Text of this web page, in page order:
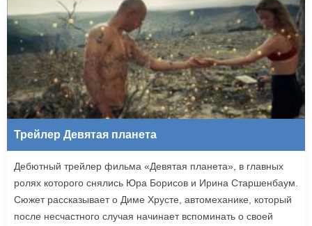
Трейлер Девятая планета
Дебютный трейлер фильма «Девятая планета», в главных
ролях которого снялись Юра Борисов и Ирина Старшенбаум.
Сюжет рассказывает о Диме Хрусте, автомеханике, который
после несчастного случая начинает вспоминать о своей